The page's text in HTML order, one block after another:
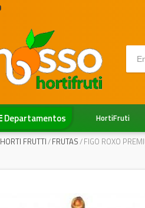
Departamentos
HortiFruti
HORTI FRUTTI/FRUTAS/FIGO ROXO